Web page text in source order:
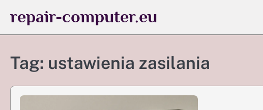
repair-computer.eu
Tag: ustawienia zasilania